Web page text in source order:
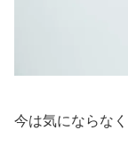
今は気にならな